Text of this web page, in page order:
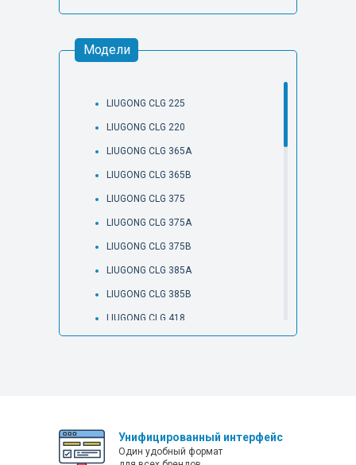
LIUGONG CLG 225
LIUGONG CLG 220
LIUGONG CLG 365A
LIUGONG CLG 365B
LIUGONG CLG 375
LIUGONG CLG 375A
LIUGONG CLG 375B
LIUGONG CLG 385A
LIUGONG CLG 385B
LIUGONG CLG 418
LIUGONG CLG 614H
LIUGONG CLG 766
Модели
Унифицированный интерфейс
Один удобный формат